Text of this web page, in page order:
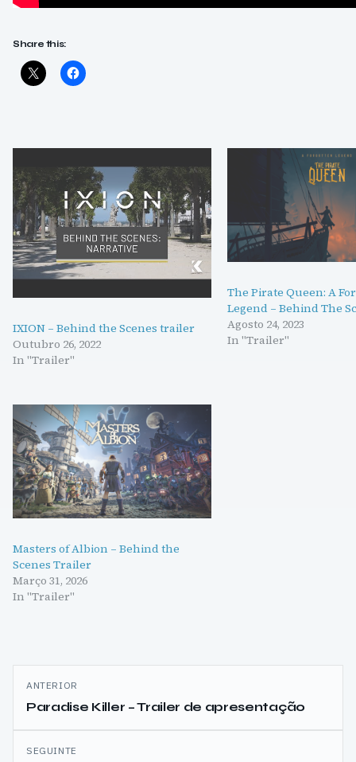
Share this:
IXION – Behind the Scenes trailer
Outubro 26, 2022
In "Trailer"
The Pirate Queen: A
Legend – Behind The
Agosto 24, 2023
In "Trailer"
Masters of Albion – Behind the
Scenes Trailer
Março 31, 2026
In "Trailer"
Navegação
de
artigos
ANTERIOR
Paradise Killer – Trailer de apresentação
SEGUINTE